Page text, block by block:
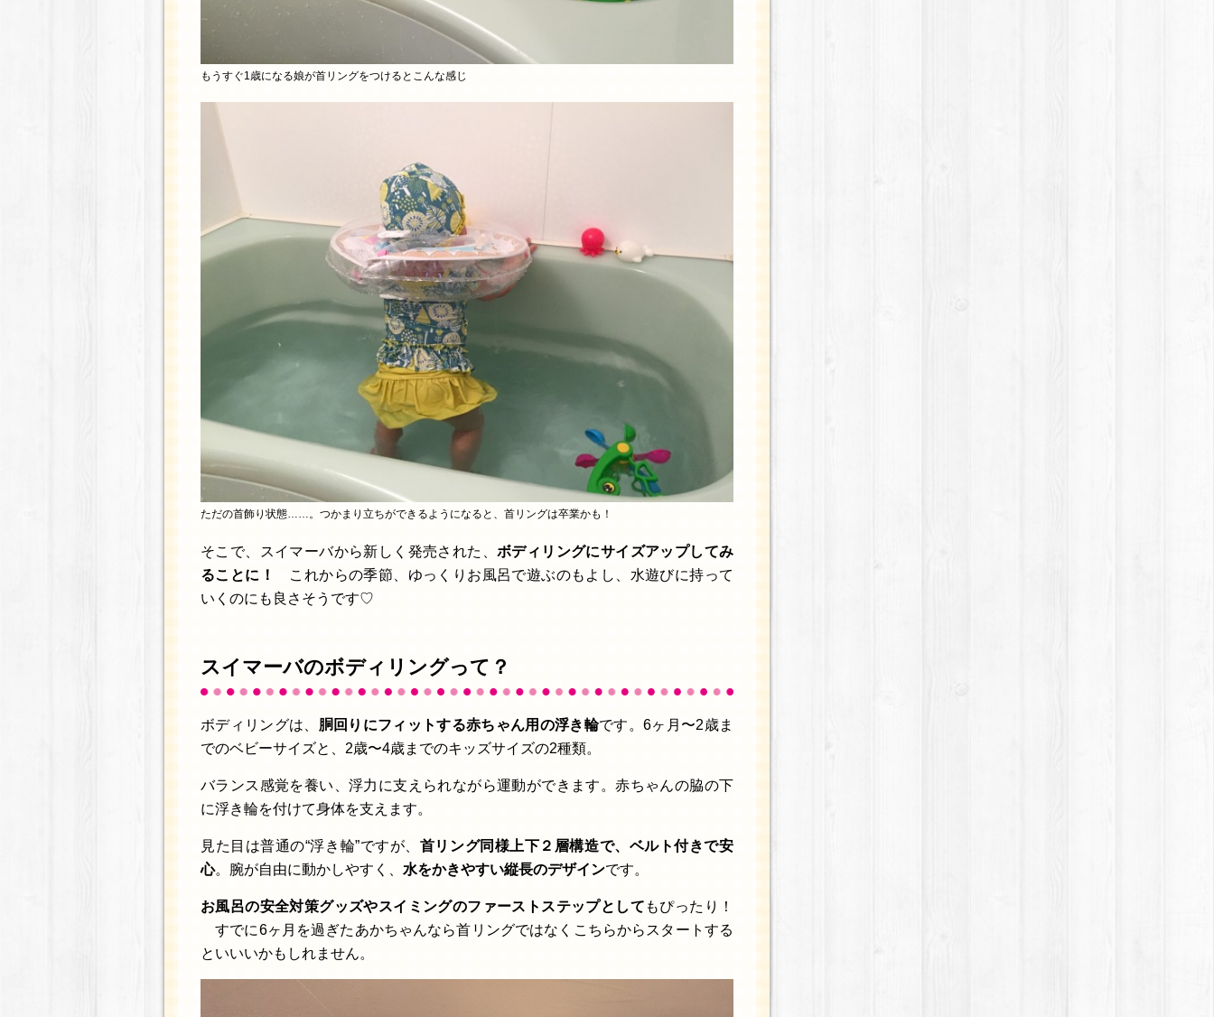
もうすぐ1歳になる娘が首リングをつけるとこんな感じ
ただの首飾り状態……。つかまり立ちができるようになると、首リングは卒業かも！
そこで、スイマーバから新しく発売された、 ボディリングにサイズアップしてみ
ることに！
これからの季節、ゆっくりお風呂で遊ぶのもよし、水遊びに持って
いくのにも良さそうです♡
スイマーバのボディリングって？
ボディリングは、 胴回りにフィットする赤ちゃん用の浮き輪です。6ヶ月〜2歳ま
でのベビーサイズと、2歳〜4歳までのキッズサイズの2種類。
バランス感覚を養い、浮力に支えられながら運動ができます。赤ちゃんの脇の下
に浮き輪を付けて身体を支えます。
見た目は普通の“浮き輪”ですが、 首リング同様上下２層構造で、ベルト付きで安
心。腕が自由に動かしやすく、 水をかきやすい縦長のデザインです。
お風呂の安全対策グッズやスイミングのファーストステップとして もぴったり！
すでに6ヶ月を過ぎたあかちゃんなら首リングではなくこちらからスタートする
といいいかもしれません。